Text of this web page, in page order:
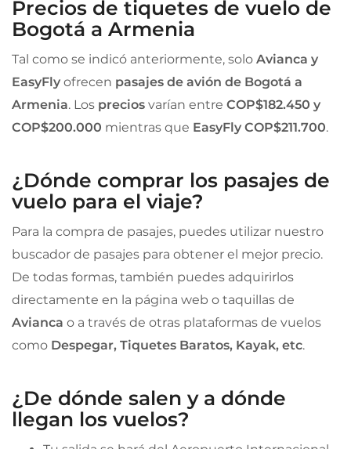
Precios de tiquetes de vuelo de
Bogotá a Armenia
Tal como se indicó anteriormente, solo Avianca y
EasyFly ofrecen pasajes de avión de Bogotá a
Armenia. Los precios varían entre COP$182.450 y
COP$200.000 mientras que EasyFly COP$211.700.
¿Dónde comprar los pasajes de
vuelo para el viaje?
Para la compra de pasajes, puedes utilizar nuestro
buscador de pasajes para obtener el mejor precio.
De todas formas, también puedes adquirirlos
directamente en la página web o taquillas de
Avianca o a través de otras plataformas de vuelos
como Despegar, Tiquetes Baratos, Kayak, etc.
¿De dónde salen y a dónde
llegan los vuelos?